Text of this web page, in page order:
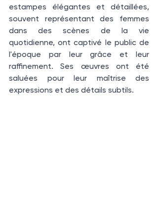
estampes élégantes et détaillées,
souvent représentant des femmes
dans des scènes de la vie
quotidienne, ont captivé le public de
l'époque par leur grâce et leur
raffinement. Ses œuvres ont été
saluées pour leur maîtrise des
expressions et des détails subtils.